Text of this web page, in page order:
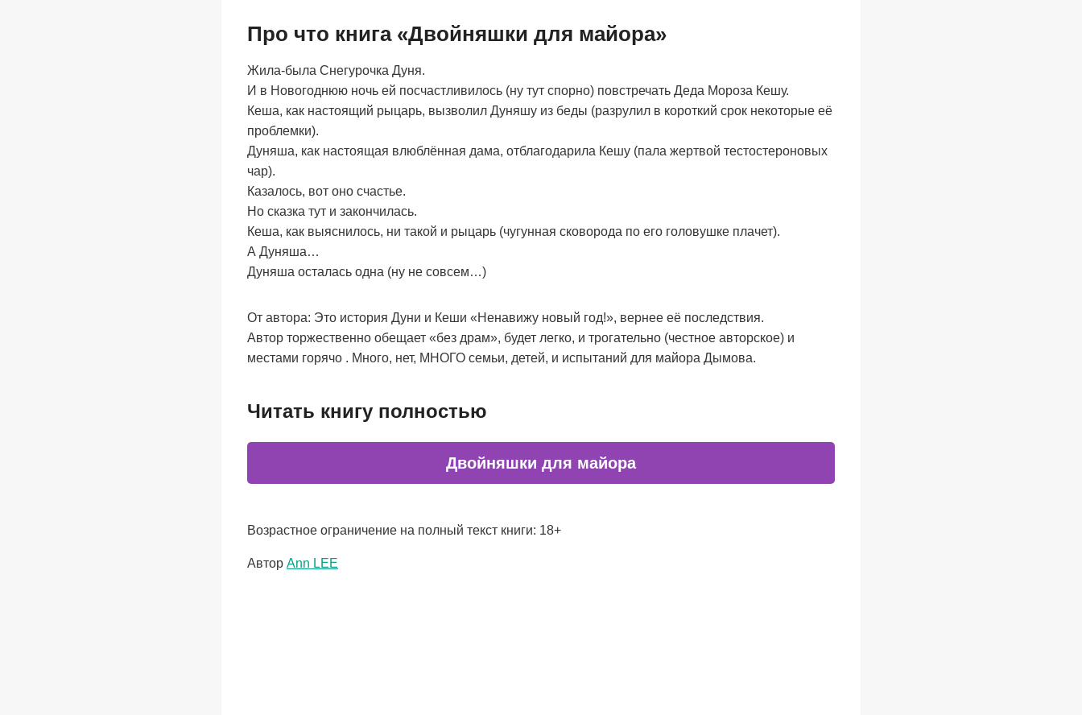
Про что книга «Двойняшки для майора»
Жила-была Снегурочка Дуня.
И в Новогоднюю ночь ей посчастливилось (ну тут спорно) повстречать Деда Мороза Кешу.
Кеша, как настоящий рыцарь, вызволил Дуняшу из беды (разрулил в короткий срок некоторые её
проблемки).
Дуняша, как настоящая влюблённая дама, отблагодарила Кешу (пала жертвой тестостероновых
чар).
Казалось, вот оно счастье.
Но сказка тут и закончилась.
Кеша, как выяснилось, ни такой и рыцарь (чугунная сковорода по его головушке плачет).
А Дуняша…
Дуняша осталась одна (ну не совсем…)
От автора: Это история Дуни и Кеши «Ненавижу новый год!», вернее её последствия.
Автор торжественно обещает «без драм», будет легко, и трогательно (честное авторское) и
местами горячо . Много, нет, МНОГО семьи, детей, и испытаний для майора Дымова.
Читать книгу полностью
Двойняшки для майора
Возрастное ограничение на полный текст книги: 18+
Метки
Автор Ann LEE